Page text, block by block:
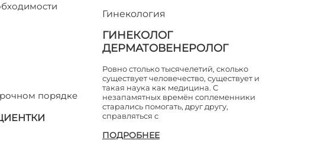
порядке
Гинекология
ГИНЕКОЛОГ
ДЕРМАТОВЕНЕРОЛОГ
Ровно столько тысячелетий, сколько
существует человечество, существует и
такая наука как медицина. С
незапамятных времён соплеменники
старались помогать, друг другу,
справляться с
ПОДРОБНЕЕ